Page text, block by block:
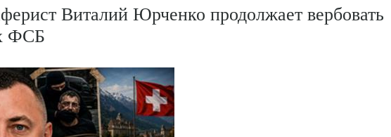
Виталий Юрченко продолжает вербовать
ФСБ